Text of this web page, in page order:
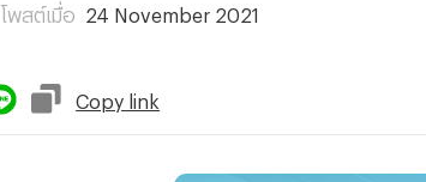
โพสต์เมื่อ
24 November 2021
Copy link